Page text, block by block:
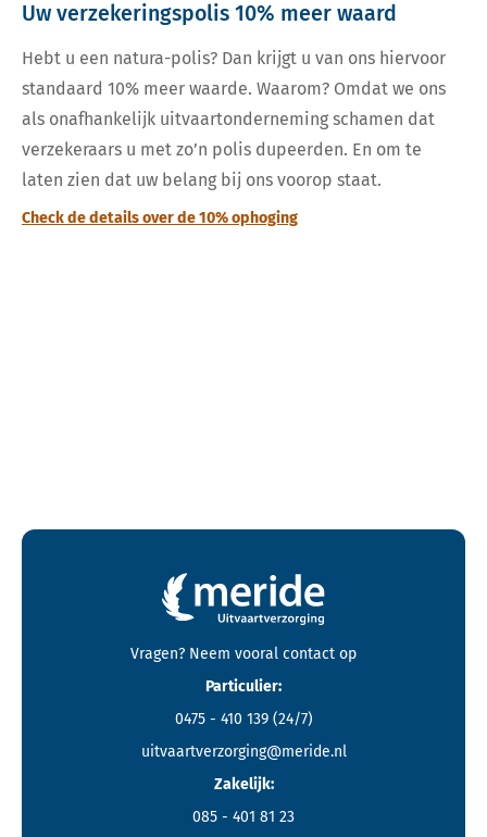
Uw verzekeringspolis 10% meer waard
Hebt u een natura-polis? Dan krijgt u van ons hiervoor
standaard 10% meer waarde. Waarom? Omdat we ons
als onafhankelijk uitvaartonderneming schamen dat
verzekeraars u met zo’n polis dupeerden. En om te
laten zien dat uw belang bij ons voorop staat.
Check de details over de 10% ophoging
Contactgegevens en footer menu van Meride
Vragen? Neem vooral contact op
Particulier:
0475 - 410 139 (24/7)
uitvaartverzorging@meride.nl
Zakelijk:
085 - 401 81 23